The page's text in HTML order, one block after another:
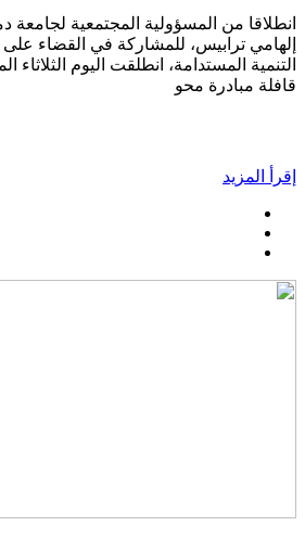
انطلاقا من المسؤولية المجتمعية لجامعة
إلهامي ترابيس، للمشاركة في القضاء على
قافلة مبادرة محو
إقرأ المزيد